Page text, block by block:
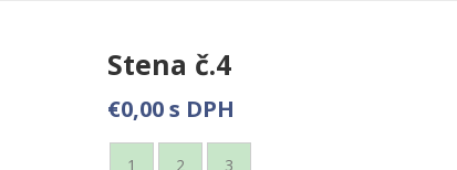
Stena č.4
€0,00 s DPH
1 2 3